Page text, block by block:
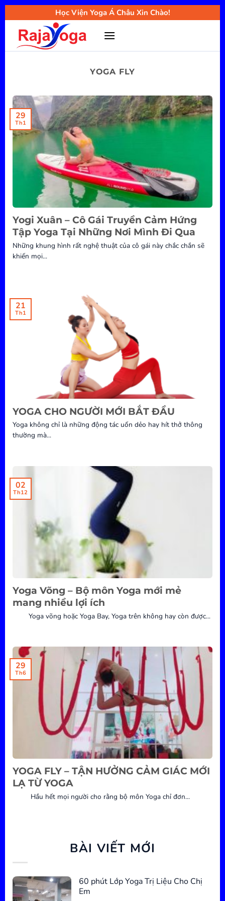
Bỏ
qua
nội
Học Viện Yoga Á Châu Xin Chào!
YOGA FLY
Yogi Xuân – Cô Gái Truyền Cảm Hứng
Tập Yoga Tại Những Nơi Mình Đi Qua
Những khung hình rất nghệ thuật của cô gái này chắc chắn sẽ
khiến mọi...
29
Th1
YOGA CHO NGƯỜI MỚI BẮT ĐẦU
Yoga không chỉ là những động tác uốn dẻo hay hít thở thông
thường mà...
21
Th1
Yoga Võng – Bộ môn Yoga mới mẻ
mang nhiều lợi ích
Yoga võng hoặc Yoga Bay, Yoga trên không hay còn được...
02
Th12
YOGA FLY – TẬN HƯỞNG CẢM GIÁC MỚI
LẠ TỪ YOGA
Hầu hết mọi người cho rằng bộ môn Yoga chỉ đơn...
29
Th6
BÀI VIẾT MỚI
60 phút Lớp Yoga Trị Liệu Cho Chị
Em